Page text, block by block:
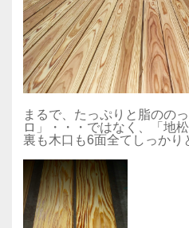
まるで、たっぷりと脂のの
ロ」・・・ではなく、「地
裏も木口も6面全てしっか